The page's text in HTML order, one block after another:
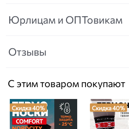
Юрлицам и ОПТовикам
Отзывы
С этим товаром покупают
Скидка 40% Скидка 40%